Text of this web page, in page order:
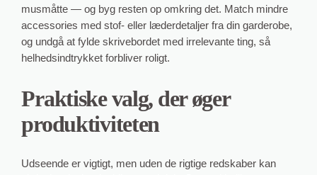
musmåtte — og byg resten op omkring det. Match mindre
accessories med stof- eller læderdetaljer fra din garderobe,
og undgå at fylde skrivebordet med irrelevante ting, så
helhedsindtrykket forbliver roligt.
Praktiske valg, der øger
produktiviteten
Udseende er vigtigt, men uden de rigtige redskaber kan